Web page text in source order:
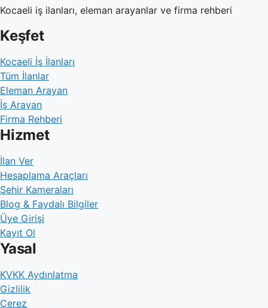
Kocaeli iş ilanları, eleman arayanlar ve firma rehberi
Keşfet
Kocaeli İş İlanları
Tüm İlanlar
Eleman Arayan
İş Arayan
Firma Rehberi
Hizmet
İlan Ver
Hesaplama Araçları
Şehir Kameraları
Blog & Faydalı Bilgiler
Üye Girişi
Kayıt Ol
Yasal
KVKK Aydınlatma
Gizlilik
Çerez